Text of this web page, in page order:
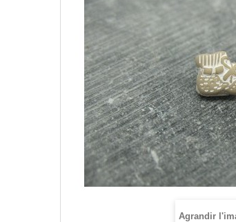
Agrandir